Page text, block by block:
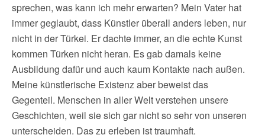
sprechen, was kann ich mehr erwarten? Mein Vater hat
immer geglaubt, dass Künstler überall anders leben, nur
nicht in der Türkei. Er dachte immer, an die echte Kunst
kommen Türken nicht heran. Es gab damals keine
Ausbildung dafür und auch kaum Kontakte nach außen.
Meine künstlerische Existenz aber beweist das
Gegenteil. Menschen in aller Welt verstehen unsere
Geschichten, weil sie sich gar nicht so sehr von unseren
unterscheiden. Das zu erleben ist traumhaft.